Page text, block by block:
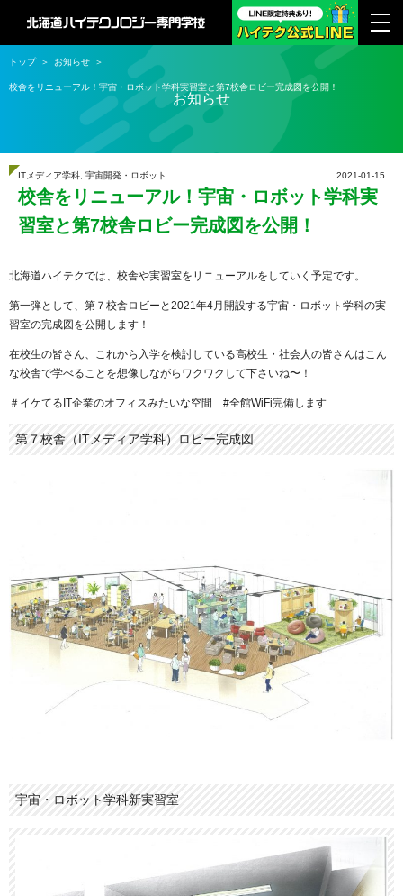
お知らせ
トップ お知らせ
校舎をリニューアル！宇宙・ロボット学科実習室と第7校舎ロビー完成図を公開！
2021-01-15
ITメディア学科 宇宙開発・ロボット
校舎をリニューアル！宇宙・ロボット学科実
習室と第7校舎ロビー完成図を公開！
北海道ハイテクでは、校舎や実習室をリニューアルをしていく予定です。
第一弾として、第７校舎ロビーと2021年4月開設する宇宙・ロボット学科の実
習室の完成図を公開します！
在校生の皆さん、これから入学を検討している高校生・社会人の皆さんはこん
な校舎で学べることを想像しながらワクワクして下さいね〜！
＃イケてるIT企業のオフィスみたいな空間 #全館WiFi完備します
第７校舎（ITメディア学科）ロビー完成図
宇宙・ロボット学科新実習室